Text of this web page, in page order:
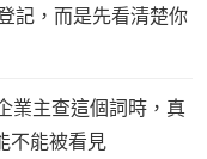
記，而是先看清楚你
業主查這個詞時，真
不能被看見